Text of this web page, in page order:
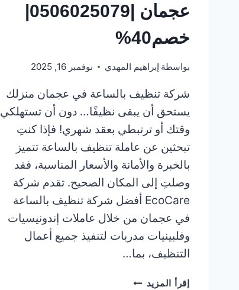
عجمان |0506025079|
خصم40%
بواسطة إبراهيم المهدي نوفمبر 16, 2025
شركة تنظيف بالساعة في عجمان منزلك
يستحق أن يبقى نظيفًا… دون أن تستهلكي
وقتك أو ترتبطي بعقد شهري! فإذا كنتِ
تبحثين عن عاملة تنظيف بالساعة تتميز
بالخبرة والأمانة والأسعار المناسبة، فقد
وصلتِ إلى المكان الصحيح. تقدم شركة
EcoCare أفضل شركة تنظيف بالساعة
في عجمان من خلال عاملات إندونيسيات
وفلبينيات مدربات لتنفيذ جميع أعمال
التنظيف، بما…
إقرأ المزيد شركة